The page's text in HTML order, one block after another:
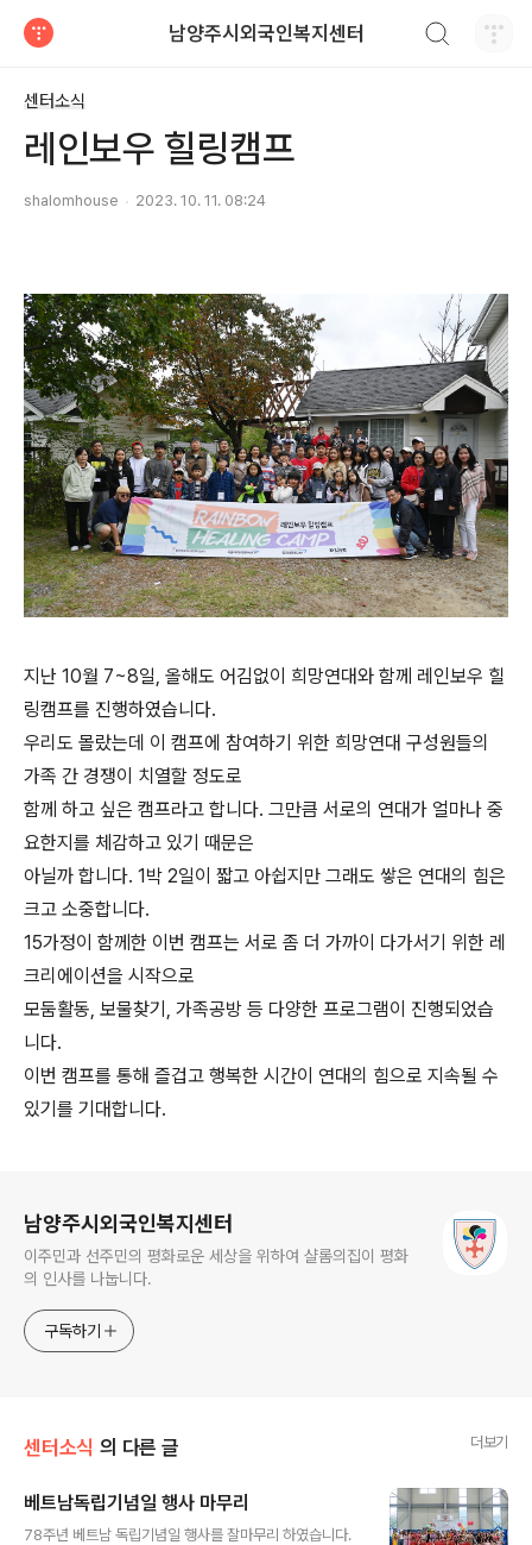
남양주시외국인복지센터
센터소식
레인보우 힐링캠프
shalomhouse 2023. 10. 11. 08:24
지난 10월 7~8일, 올해도 어김없이 희망연대와 함께 레인보우 힐
링캠프를 진행하였습니다.
우리도 몰랐는데 이 캠프에 참여하기 위한 희망연대 구성원들의
가족 간 경쟁이 치열할 정도로
함께 하고 싶은 캠프라고 합니다. 그만큼 서로의 연대가 얼마나 중
요한지를 체감하고 있기 때문은
아닐까 합니다. 1박 2일이 짧고 아쉽지만 그래도 쌓은 연대의 힘은
크고 소중합니다.
15가정이 함께한 이번 캠프는 서로 좀 더 가까이 다가서기 위한 레
크리에이션을 시작으로
모둠활동, 보물찾기, 가족공방 등 다양한 프로그램이 진행되었습
니다.
이번 캠프를 통해 즐겁고 행복한 시간이 연대의 힘으로 지속될 수
있기를 기대합니다.
남양주시외국인복지센터
이주민과 선주민의 평화로운 세상을 위하여 샬롬의집이 평화
의 인사를 나눕니다.
구독하기
센터소식 의 다른 글 더보기
베트남독립기념일 행사 마무리
78주년 베트남 독립기념일 행사를 잘마무리 하였습니다.